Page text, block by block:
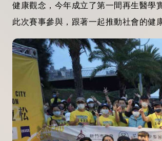
健康觀念，今年成立了第一間再生醫學
此次賽事參與，跟著一起推動社會的健